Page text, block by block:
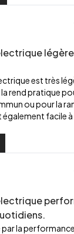
est très
rend pratique
ou pour la
facile
par la